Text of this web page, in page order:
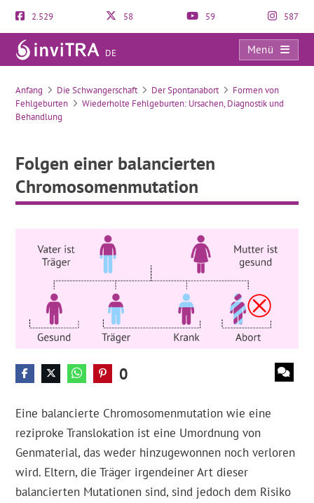
2.529 58 59 587
DE
Menü
Folgen einer balancierten Chromosomenmutation
Anfang Die Schwangerschaft Der Spontanabort
Formen von
Fehlgeburten
Wiederholte Fehlgeburten: Ursachen, Diagnostik und
Behandlung
Folgen einer balancierten
Chromosomenmutation
0
Eine balancierte Chromosomenmutation wie eine
reziproke Translokation ist eine Umordnung von
Genmaterial, das weder hinzugewonnen noch verloren
wird. Eltern, die Träger irgendeiner Art dieser
balancierten Mutationen sind, sind jedoch dem Risiko